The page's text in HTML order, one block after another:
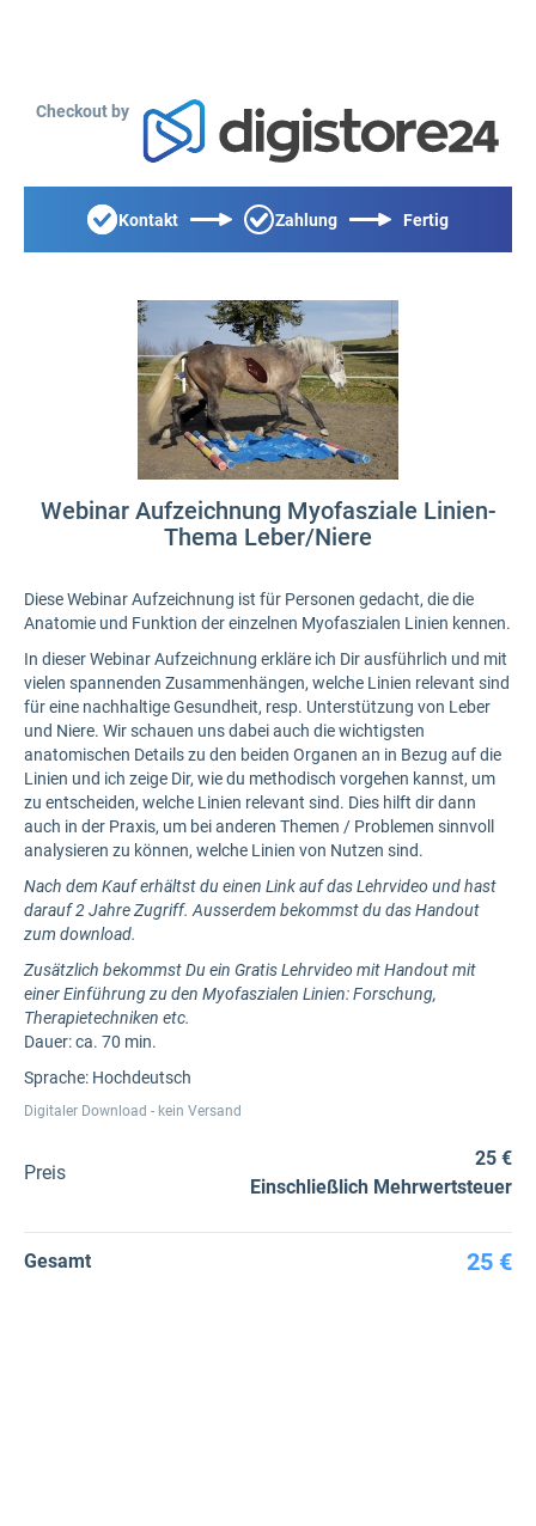
Checkout by
Kontakt Zahlung Fertig
Webinar Aufzeichnung Myofasziale Linien-
Thema Leber/Niere
Diese Webinar Aufzeichnung ist für Personen gedacht, die die
Anatomie und Funktion der einzelnen Myofaszialen Linien kennen.
In dieser Webinar Aufzeichnung erkläre ich Dir ausführlich und mit
vielen spannenden Zusammenhängen, welche Linien relevant sind
für eine nachhaltige Gesundheit, resp. Unterstützung von Leber
und Niere. Wir schauen uns dabei auch die wichtigsten
anatomischen Details zu den beiden Organen an in Bezug auf die
Linien und ich zeige Dir, wie du methodisch vorgehen kannst, um
zu entscheiden, welche Linien relevant sind. Dies hilft dir dann
auch in der Praxis, um bei anderen Themen / Problemen sinnvoll
analysieren zu können, welche Linien von Nutzen sind.
Nach dem Kauf erhältst du einen Link auf das Lehrvideo und hast
darauf 2 Jahre Zugriff. Ausserdem bekommst du das Handout
zum download.
Zusätzlich bekommst Du ein Gratis Lehrvideo mit Handout mit
einer Einführung zu den Myofaszialen Linien: Forschung,
Therapietechniken etc.
Dauer: ca. 70 min.
Sprache: Hochdeutsch
Digitaler Download - kein Versand
Preis
25 €
Einschließlich Mehrwertsteuer
Gesamt 25 €